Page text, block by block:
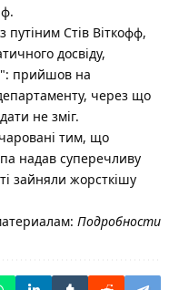
путіним Стів Віткофф,
досвіду,
прийшов на
через що
не зміг.
тим, що
надав суперечливу
зайняли жорсткішу
Подробности